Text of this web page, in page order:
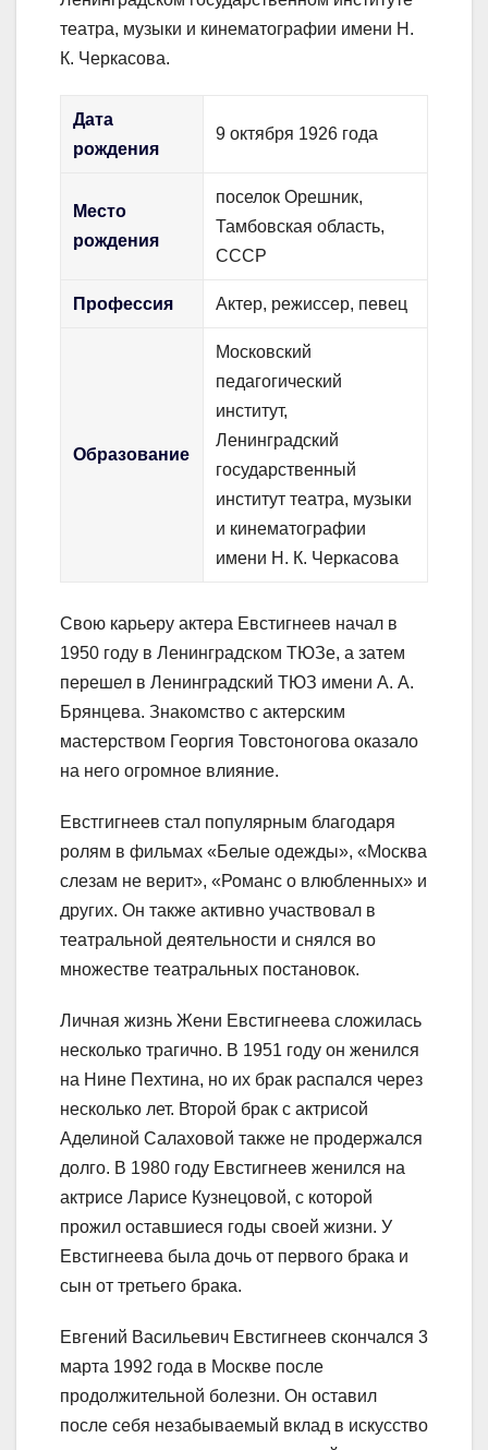
театра, музыки и кинематографии имени Н.
К. Черкасова.
Дата
рождения
9 октября 1926 года
Место
рождения
поселок Орешник,
Тамбовская область,
СССР
Профессия Актер, режиссер, певец
Образование
Московский
педагогический
институт,
Ленинградский
государственный
институт театра, музыки
и кинематографии
имени Н. К. Черкасова
Свою карьеру актера Евстигнеев начал в
1950 году в Ленинградском ТЮЗе, а затем
перешел в Ленинградский ТЮЗ имени А. А.
Брянцева. Знакомство с актерским
мастерством Георгия Товстоногова оказало
на него огромное влияние.
Евстгигнеев стал популярным благодаря
ролям в фильмах «Белые одежды», «Москва
слезам не верит», «Романс о влюбленных» и
других. Он также активно участвовал в
театральной деятельности и снялся во
множестве театральных постановок.
Личная жизнь Жени Евстигнеева сложилась
несколько трагично. В 1951 году он женился
на Нине Пехтина, но их брак распался через
несколько лет. Второй брак с актрисой
Аделиной Салаховой также не продержался
долго. В 1980 году Евстигнеев женился на
актрисе Ларисе Кузнецовой, с которой
прожил оставшиеся годы своей жизни. У
Евстигнеева была дочь от первого брака и
сын от третьего брака.
Евгений Васильевич Евстигнеев скончался 3
марта 1992 года в Москве после
продолжительной болезни. Он оставил
после себя незабываемый вклад в искусство